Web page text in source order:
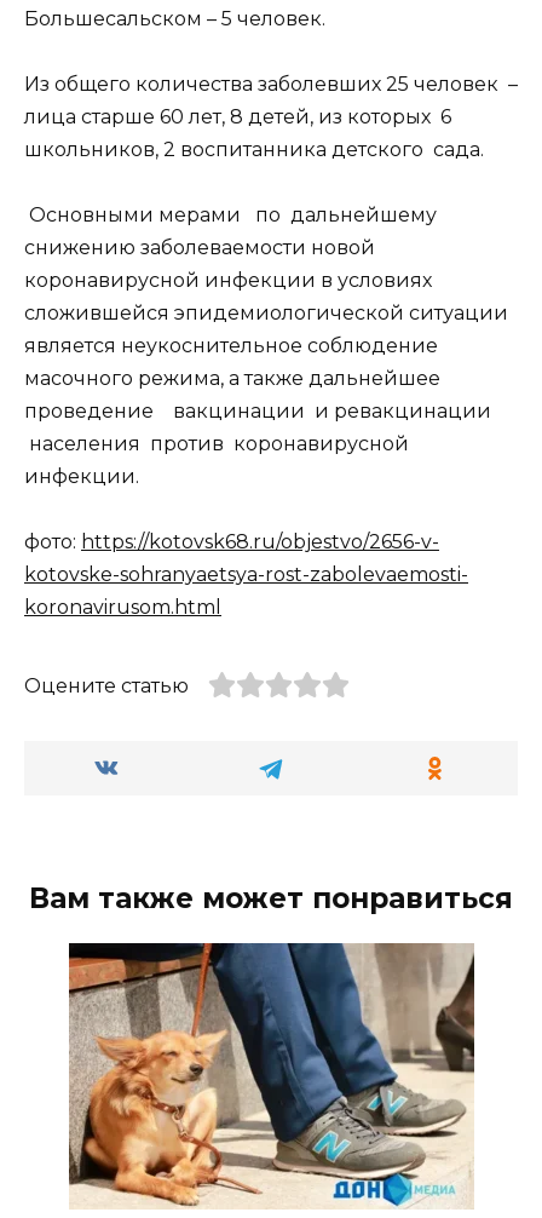
Большесальском – 5 человек.
Из общего количества заболевших 25 человек –
лица старше 60 лет, 8 детей, из которых 6
школьников, 2 воспитанника детского сада.
Основными мерами по дальнейшему
снижению заболеваемости новой
коронавирусной инфекции в условиях
сложившейся эпидемиологической ситуации
является неукоснительное соблюдение
масочного режима, а также дальнейшее
проведение вакцинации и ревакцинации
населения против коронавирусной
инфекции.
фото: https://kotovsk68.ru/objestvo/2656-v-
kotovske-sohranyaetsya-rost-zabolevaemosti-
koronavirusom.html
Оцените статью
Вам также может понравиться